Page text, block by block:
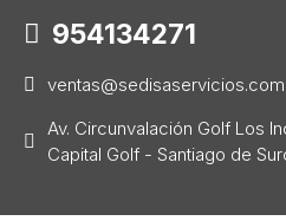
954134271
ventas@sedisaservicios.com
Av. Circunvalación Golf Los
Capital Golf - Santiago de